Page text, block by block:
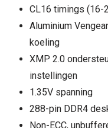
CL16 timings (16-
Aluminium
koeling
XMP 2.0
instellingen
1.35V spanning
288-pin DDR4
Non-ECC,